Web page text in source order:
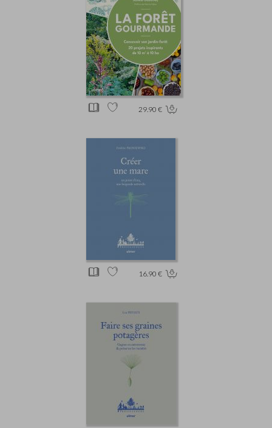
29.90 €
16.90 €